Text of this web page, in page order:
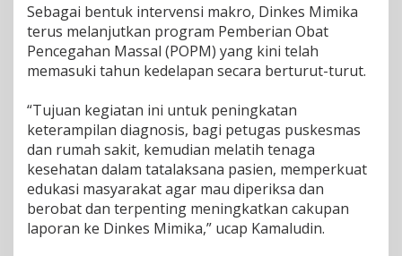
Sebagai bentuk intervensi makro, Dinkes Mimika
terus melanjutkan program Pemberian Obat
Pencegahan Massal (POPM) yang kini telah
memasuki tahun kedelapan secara berturut-turut.
“Tujuan kegiatan ini untuk peningkatan
keterampilan diagnosis, bagi petugas puskesmas
dan rumah sakit, kemudian melatih tenaga
kesehatan dalam tatalaksana pasien, memperkuat
edukasi masyarakat agar mau diperiksa dan
berobat dan terpenting meningkatkan cakupan
laporan ke Dinkes Mimika,” ucap Kamaludin.